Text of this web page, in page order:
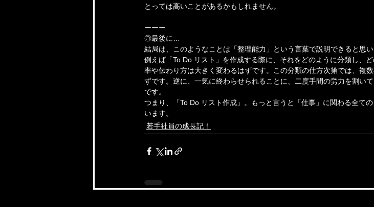
とっては高いことがあるかもしれません。
ーーー
◎最後に…
結局は、このようなことは「整理能力」という言葉で説明できると思い
例えば「To Do リスト」を作成する際に、それをどのように分類し、
率や伝わり方は大きく変わるはずです。この分類の仕方次第では、複
ずです。逆に、一気に終わらせられることに、二度手間の労力を割い
です。
つまり、「To Do リスト作成」。もっと言うと「仕事」に関わる全て
います。
若手社員の成長記！